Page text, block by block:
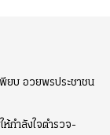
พียบ อวยพรประชาชน
กำลังใจตำรวจ-